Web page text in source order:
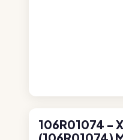
106R01074 -